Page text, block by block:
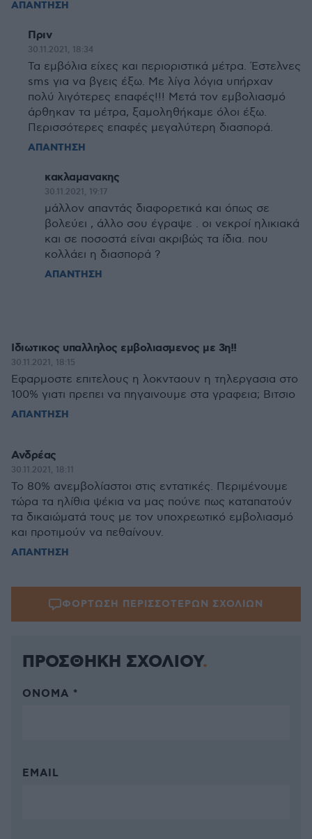
ΑΠΑΝΤΗΣΗ
Πριν
30.11.2021, 18:34
Τα εμβόλια είχες και περιοριστικά μέτρα. Έστελνες
sms για να βγεις έξω. Με λίγα λόγια υπήρχαν
πολύ λιγότερες επαφές!!! Μετά τον εμβολιασμό
άρθηκαν τα μέτρα, ξαμοληθήκαμε όλοι έξω.
Περισσότερες επαφές μεγαλύτερη διασπορά.
ΑΠΑΝΤΗΣΗ
κακλαμανακης
30.11.2021, 19:17
μάλλον απαντάς διαφορετικά και όπως σε
βολεύει , άλλο σου έγραψε . οι νεκροί ηλικιακά
και σε ποσοστά είναι ακριβώς τα ίδια. που
κολλάει η διασπορά ?
ΑΠΑΝΤΗΣΗ
Ιδιωτικος υπαλληλος εμβολιασμενος με 3η!!
30.11.2021, 18:15
Εφαρμοστε επιτελους η λοκνταουν η τηλεργασια στο
100% γιατι πρεπει να πηγαινουμε στα γραφεια; Βιτσιο
ΑΠΑΝΤΗΣΗ
Ανδρέας
30.11.2021, 18:11
Το 80% ανεμβολίαστοι στις εντατικές. Περιμένουμε
τώρα τα ηλίθια ψέκια να μας πούνε πως καταπατούν
τα δικαιώματά τους με τον υποχρεωτικό εμβολιασμό
και προτιμούν να πεθαίνουν.
ΑΠΑΝΤΗΣΗ
ΦΟΡΤΩΣΗ ΠΕΡΙΣΣΟΤΕΡΩΝ ΣΧΟΛΙΩΝ
ΠΡΟΣΘΗΚΗ ΣΧΟΛΙΟΥ
ΌΝΟΜΑ *
EMAIL